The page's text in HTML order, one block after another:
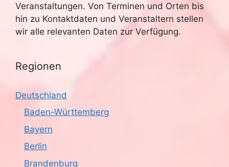
Veranstaltungen. Von Terminen und Orten bis
hin zu Kontaktdaten und Veranstaltern stellen
wir alle relevanten Daten zur Verfügung.
Regionen
Deutschland
Baden-Württemberg
Bayern
Berlin
Brandenburg